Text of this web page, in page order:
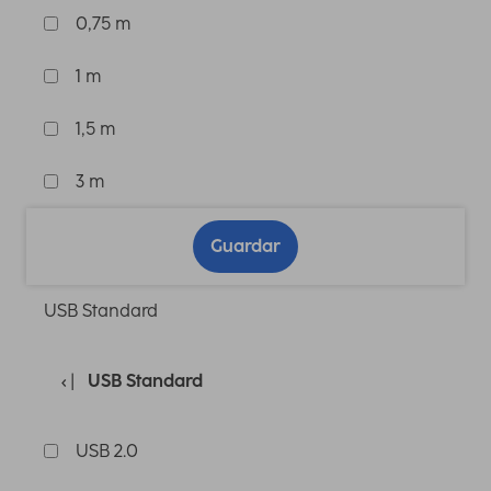
0,75 m
1 m
1,5 m
3 m
Guardar
USB Standard
USB Standard
USB 2.0